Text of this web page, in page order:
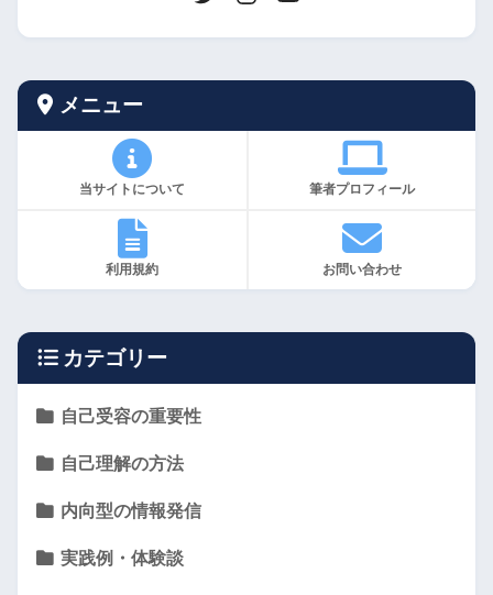
メニュー
当サイトについて 筆者プロフィール
利用規約 お問い合わせ
カテゴリー
自己受容の重要性
自己理解の方法
内向型の情報発信
実践例・体験談